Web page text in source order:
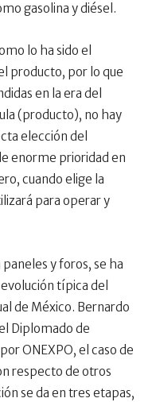
gasolina y diésel.
lo ha sido el
producto, por lo que
en la era del
(producto), no hay
elección del
enorme prioridad en
cuando elige la
para operar y
y foros, se ha
típica del
de México. Bernardo
Diplomado de
ONEXPO, el caso de
respecto de otros
se da en tres etapas,